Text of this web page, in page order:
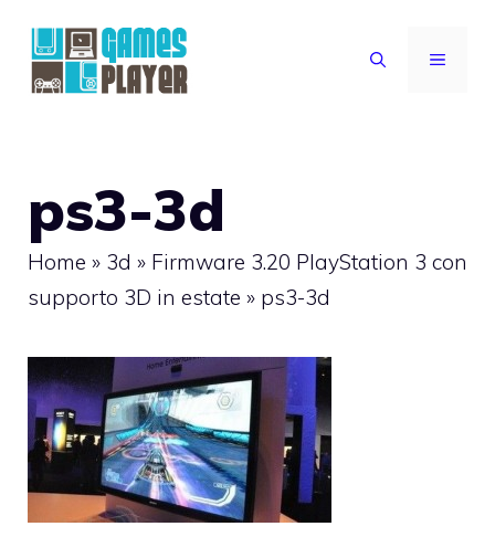
contenuto
MENU
ps3-3d
Home » 3d » Firmware 3.20 PlayStation 3 con
supporto 3D in estate » ps3-3d